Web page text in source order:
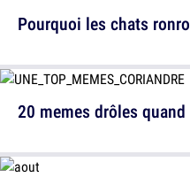
Pourquoi les chats
20 memes drôles